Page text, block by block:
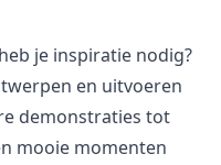
je inspiratie nodig?
en uitvoeren
demonstraties tot
mooie momenten